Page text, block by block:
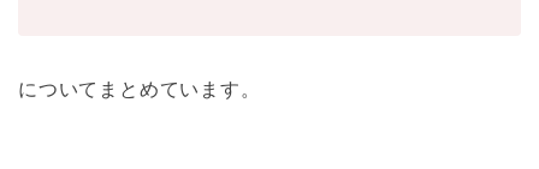
についてまとめています。